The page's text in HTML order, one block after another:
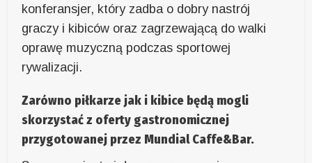
konferansjer, który zadba o dobry nastrój
graczy i kibiców oraz zagrzewającą do walki
oprawę muzyczną podczas sportowej
rywalizacji.
Zarówno piłkarze jak i kibice będą mogli
skorzystać z oferty gastronomicznej
przygotowanej przez Mundial Caffe&Bar.